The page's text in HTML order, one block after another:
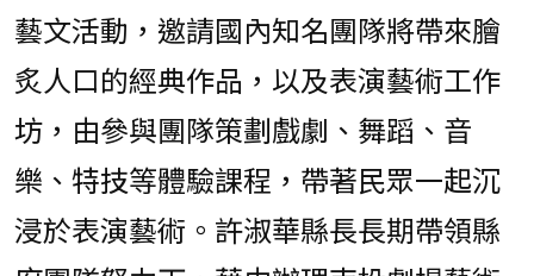
藝文活動，邀請國內知名團隊將帶來膾
炙人口的經典作品，以及表演藝術工作
坊，由參與團隊策劃戲劇、舞蹈、音
樂、特技等體驗課程，帶著民眾一起沉
浸於表演藝術。許淑華縣長長期帶領縣